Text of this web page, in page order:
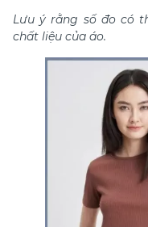
​Lưu ý rằng số đo có
chất liệu của áo.